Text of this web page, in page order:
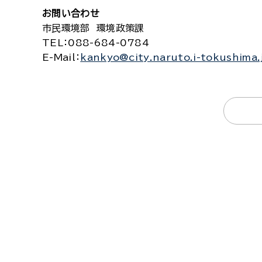
お問い合わせ
市民環境部 環境政策課
TEL
：088-684-0784
E-Mail
： kankyo@city.naruto.i-